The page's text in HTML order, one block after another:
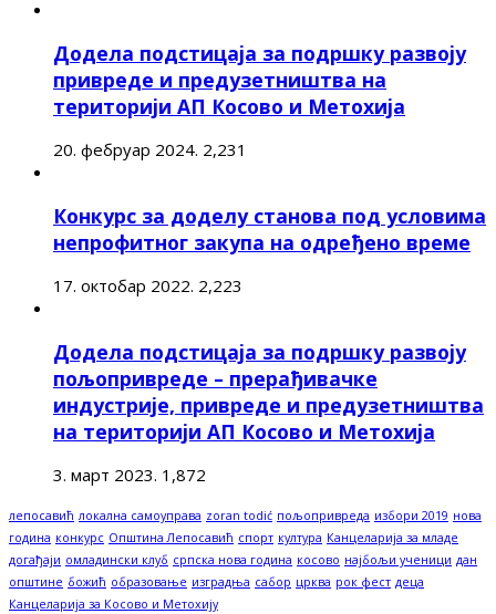
Додела подстицаја за подршку развоју
привреде и предузетништва на
територији АП Косово и Метохија
20. фебруар 2024. 2,231
Конкурс за доделу станова под условима
непрофитног закупа на одређено време
17. октобар 2022. 2,223
Додела подстицаја за подршку развоју
пољопривреде – прерађивачке
индустрије, привреде и предузетништва
на територији АП Косово и Метохија
3. март 2023. 1,872
лепосавић локална самоуправа zoran todić пољопривреда избори 2019 нова
година конкурс Општина Лепосавић спорт култура Канцеларија за младе
догађаји омладински клуб српска нова година косово најбољи ученици дан
општине божић образовање изградња сабор црква рок фест деца
Канцеларија за Косово и Метохију